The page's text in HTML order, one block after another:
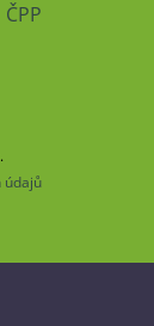
ČPP
údajů